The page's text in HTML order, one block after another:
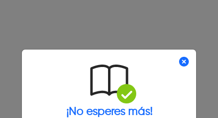
¡No esperes más!